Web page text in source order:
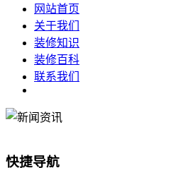
网站首页
关于我们
装修知识
装修百科
联系我们
快捷导航